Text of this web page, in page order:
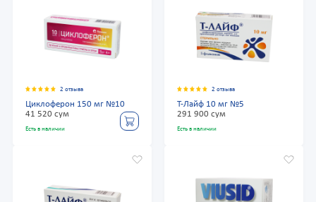
2 отзыва
Циклоферон 150 мг №10
41 520 сум
Есть в наличии
2 отзыва
Т-Лайф 10 мг №5
291 900 сум
Есть в наличии